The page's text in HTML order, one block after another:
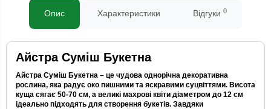
Опис Характеристики Відгуки 0
Айстра Суміш Букетна
Айстра Суміш Букетна – це чудова однорічна декоративна
рослина, яка радує око пишними та яскравими суцвіттями. Висота
куща сягає 50-70 см, а великі махрові квіти діаметром до 12 см
ідеально підходять для створення букетів. Завдяки